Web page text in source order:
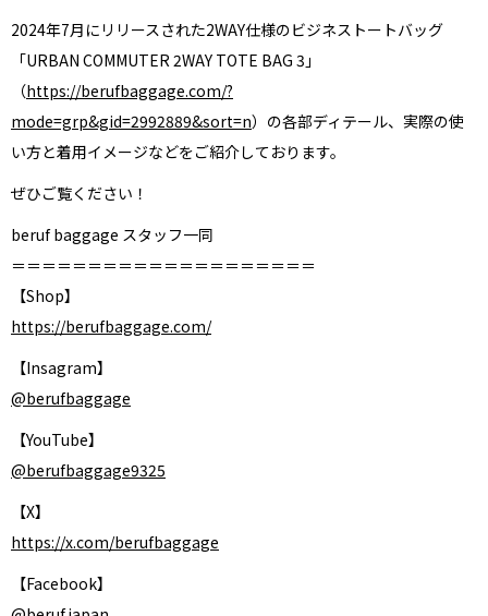
2024年7月にリリースされた2WAY仕様のビジネストートバッグ
「URBAN COMMUTER 2WAY TOTE BAG 3」
（https://berufbaggage.com/?
mode=grp&gid=2992889&sort=n）の各部ディテール、実際の使
い方と着用イメージなどをご紹介しております。
ぜひご覧ください！
beruf baggage スタッフ一同
＝＝＝＝＝＝＝＝＝＝＝＝＝＝＝＝＝＝＝＝
【Shop】
https://berufbaggage.com/
【Insagram】
@berufbaggage
【YouTube】
@berufbaggage9325
【X】
https://x.com/berufbaggage
【Facebook】